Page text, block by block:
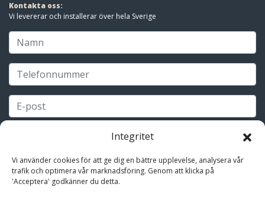
Integritet
Vi använder cookies för att ge dig en bättre upplevelse, analysera vår
trafik och optimera vår marknadsföring. Genom att klicka på
'Acceptera' godkänner du detta.
Kontakta oss:
Vi levererar och installerar över hela Sverige